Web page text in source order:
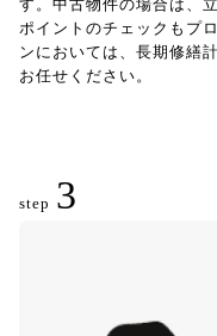
す。中古物件の場合は、
ポイントのチェックもプ
ンにおいては、長期修繕
お任せください。
step 3